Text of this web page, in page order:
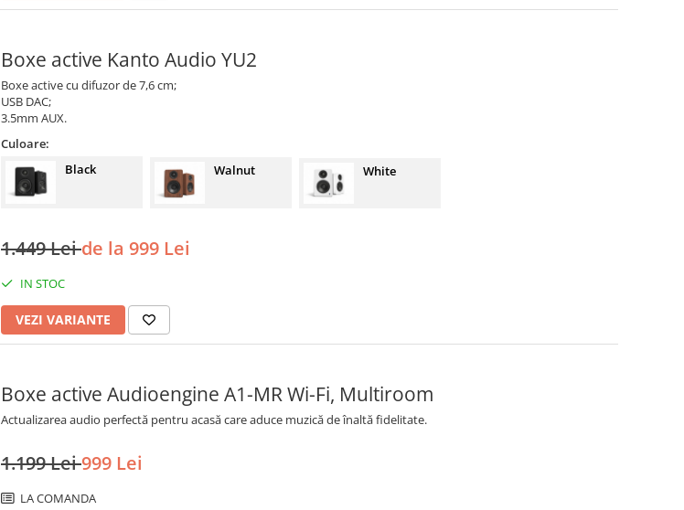
Boxe active Kanto Audio YU2
Boxe active cu difuzor de 7,6 cm;
USB DAC;
3.5mm AUX.
Culoare:
Black
Walnut White
1.449 Leide la 999 Lei
IN STOC
VEZI VARIANTE
Boxe active Audioengine A1-MR Wi-Fi, Multiroom
Actualizarea audio perfectă pentru acasă care aduce muzică de înaltă fidelitate.
1.199 Lei999 Lei
LA COMANDA